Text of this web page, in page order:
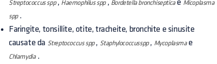
Streptococcus spp, Haemophilus spp, Bordetella bronchisepticae Micoplasma
spp.
Faringite, tonsillite, otite, tracheite, bronchite e sinusite
causate da Streptococcus spp, Staphylococcusspp, Mycoplasmae
Chlamydia.